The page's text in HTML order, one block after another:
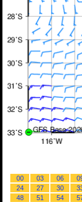
00 03 06
24
27 30
48
51 54